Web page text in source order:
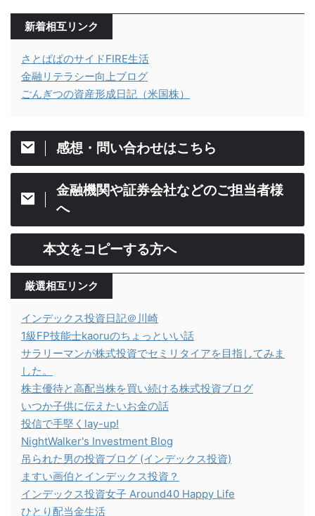
新着相互リンク
さとぱぱのサイドFIRE生活
金融リテラシー向上ブログ
ごんぎつの資産形成日記（米国株）
感想・問い合わせはこちら
金融機関や証券会社などのご担当者様
へ
本文をコピーする方へ
厳選相互リンク
インデックス投資日記＠川崎
1級FP技能士kaoruのちょっといい話
サラリーマンが株式投資でセミリタイアを目指してみま
した。
株主優待と高配当株を買い続ける株式投資ブログ
いつか子供に伝えたいお金の話
投信で手堅くlay-up!
NightWalker's Investment Blog
吊られた男の投資ブログ (インデックス投資)
ますい画伯とインデックス投資？
インデックス投資女子 Around40 Happy Life
ひとり配当金生活